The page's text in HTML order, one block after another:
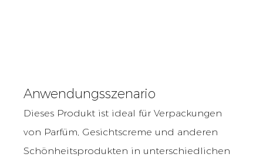
Anwendungsszenario
Dieses Produkt ist ideal für Verpackungen
von Parfüm, Gesichtscreme und anderen
Schönheitsprodukten in unterschiedlichen